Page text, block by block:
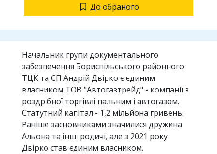
До обраного
Начальник групи документального
забезпечення Бориспільського районного
ТЦК та СП Андрій Двірко є єдиним
власником ТОВ "Автогазтрейд" - компанії з
роздрібної торгівлі пальним і автогазом.
Статутний капітал - 1,2 мільйона гривень.
Раніше засновниками значилися дружина
Альона та інші родичі, але з 2021 року
Двірко став єдиним власником.